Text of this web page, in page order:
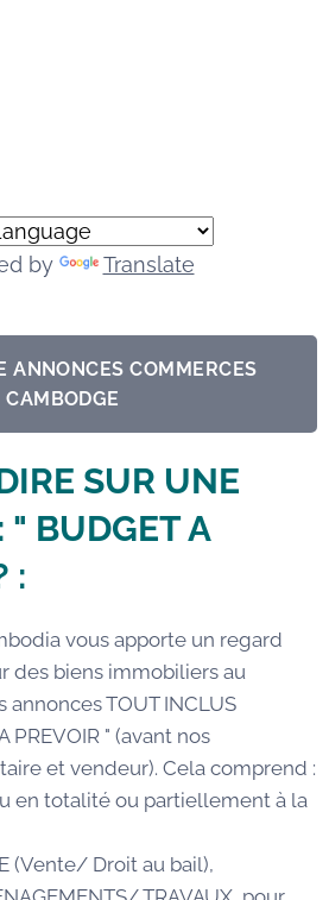
by Translate
ANNONCES COMMERCES
CAMBODGE
SUR UNE
BUDGET A
:
vous apporte un regard
des biens immobiliers au
TOUT INCLUS
PREVOIR " (avant nos
et vendeur). Cela comprend :
en totalité ou partiellement à la
(Vente/ Droit au bail),